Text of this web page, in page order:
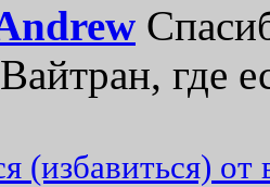
где
(избавиться)